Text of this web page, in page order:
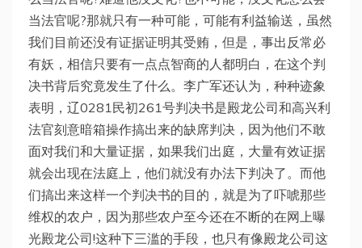
当法官呢?那就只有一种可能，可能有利益输送，虽然
我们目前还没有证据证明其受贿，但是，事出反常必
有妖，相信只要有一点点智商的人都明白，在这个判
决书背后究竟发生了什么。李广军还认为，种种迹象
表明，辽0281民初261号判决书是殿龙公司和高兴利
法官刻意暗箱操作搞出来的缺席判决，因为他们不敢
面对我们和大量证据，如果我们出庭，大量有效证据
就会出现在法庭上，他们就没有办法下判决了。而他
们搞出来这样一个判决书的目的，就是为了吓唬那些
维权的农户，因为那些农户至今还在不断的在网上曝
光殿龙公司!这种下三滥的手段，也只有像殿龙公司这